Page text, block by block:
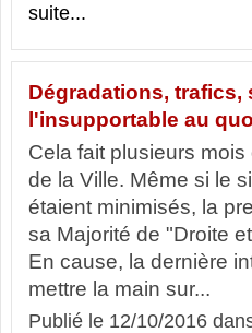
suite...
Dégradations, trafics,
l'insupportable au
Cela fait plusieurs
de la Ville. Même si le
étaient minimisés, la
sa Majorité de "Droite
En cause, la dernière
mettre la main sur...
Publié le 12/10/2016